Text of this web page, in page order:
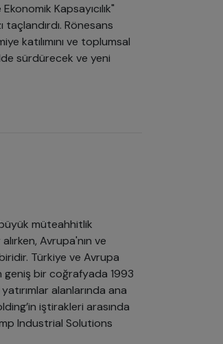
Kapsayıcılık"
taçlandırdı. Rönesans
katılımını ve toplumsal
sürdürecek ve yeni
müteahhitlik
Avrupa'nın ve
Türkiye ve Avrupa
bir coğrafyada 1993
alanlarında ana
iştirakleri arasında
Industrial Solutions